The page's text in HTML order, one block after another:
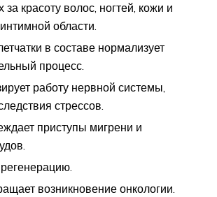
красоту волос, ногтей, кожи и
области.
в составе нормализует
процесс.
работу нервной системы,
стрессов.
приступы мигрени и
возникновение онкологии.